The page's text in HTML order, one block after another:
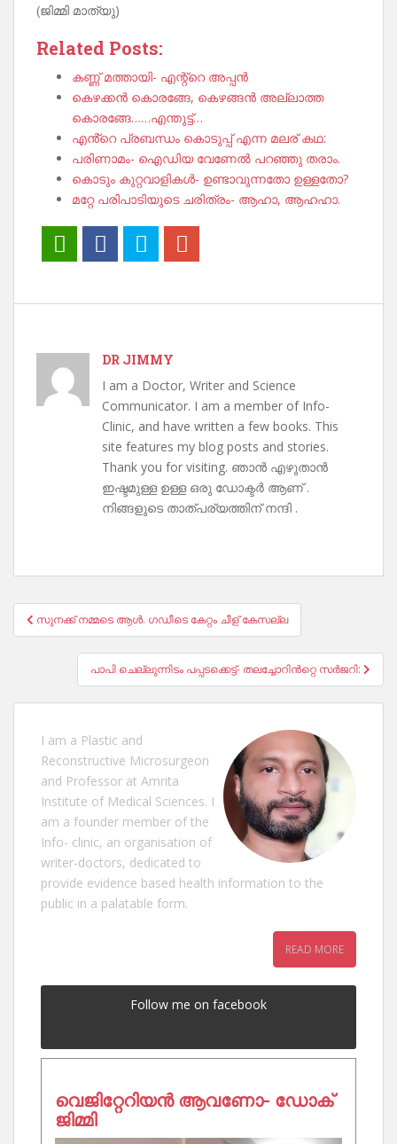
(ജിമ്മി മാത്യു)
Related Posts:
കണ്ണ് മത്തായി- എന്റ്റെ അപ്പൻ
കെഴക്കൻ കൊരങ്ങേ, കെഴങ്ങൻ അല്ലാത്ത
കൊരങ്ങേ……എന്തുട്ട്…
എൻ്റെ പ്രബന്ധം കൊടുപ്പ് എന്ന മലര് കഥ:
പരിണാമം- ഐഡിയ വേണേൽ പറഞ്ഞു തരാം.
കൊടും കുറ്റവാളികൾ- ഉണ്ടാവുന്നതോ ഉള്ളതോ?
മറ്റേ പരിപാടിയുടെ ചരിത്രം- ആഹാ, ആഹഹാ.
DR JIMMY
I am a Doctor, Writer and Science
Communicator. I am a member of Info-
Clinic, and have written a few books. This
site features my blog posts and stories.
Thank you for visiting. ഞാൻ എഴുതാൻ
ഇഷ്ടമുള്ള ഉള്ള ഒരു ഡോക്ടർ ആണ് .
നിങ്ങളുടെ താത്പര്യത്തിന് നന്ദി .
Post
navigation
സുനക്ക് നമ്മടെ ആൾ. ഗഡീടെ കേറ്റം ചീള് കേസല്ല
പാപി ചെല്ലുന്നിടം പപ്പടക്കെട്ട്- തലച്ചോറിൻറ്റെ സർജറി:
I am a Plastic and
Reconstructive Microsurgeon
and Professor at Amrita
Institute of Medical Sciences. I
am a founder member of the
Info- clinic, an organisation of
writer-doctors, dedicated to
provide evidence based health information to the
public in a palatable form.
READ MORE
Follow me on facebook
വെജിറ്റേറിയൻ ആവണോ- ഡോക്
ജിമ്മി